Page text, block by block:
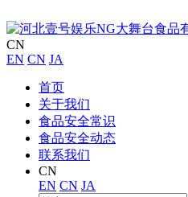
CN
EN CN JA
首页
关于我们
食品安全常识
食品安全动态
联系我们
CN
EN CN JA